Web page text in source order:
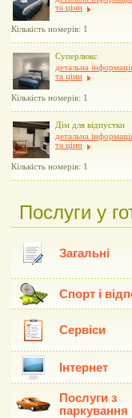
та ціни
Кількість номерів: 1
Суперлюкс
детальна
та ціни
Кількість номерів: 1
Дім для відпустки
детальна
та ціни
Кількість номерів: 1
Послуги у
Загальні
Спорт і
Сервіси
Інтернет
Послуги з
паркування